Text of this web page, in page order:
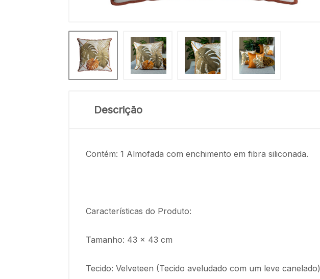
Descrição
Contém: 1 Almofada com enchimento em fibra siliconada.
Características do Produto:
Tamanho: 43 x 43 cm
Tecido: Velveteen (Tecido aveludado com um leve canelado)